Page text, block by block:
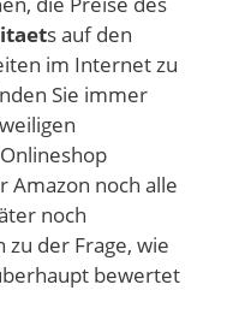
s auf den
im Internet zu
Sie immer
Amazon noch alle
noch
der Frage, wie
bewertet